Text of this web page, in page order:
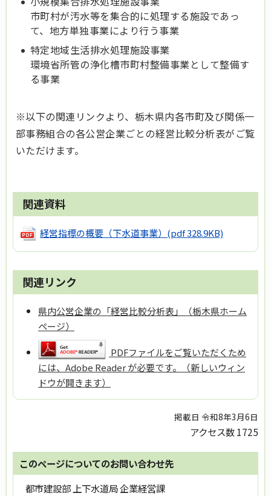
市町村が汚水等を集合的に処理する施設であっ
て、地方単独事業により行う事業
特定地域生活排水処理施設事業
環境省所管の浄化槽市町村整備事業として整備す
る事業
※以下の関連リンクより、栃木県内各市町及び関係一
部事務組合の各公営企業ごとの経営比較分析表がご覧
いただけます。
関連資料
経営指標の概要（下水道事業） (pdf 328.9KB)
関連リンク
県内公営企業の「経営比較分析表」（栃木県ホーム
ページ）
PDFファイルをご覧いただくため
には、Adobe Reader が必要です。（新しいウィン
ドウが開きます）
掲載日 令和8年3月6日
アクセス数1725
このページについてのお問い合わせ先
都市建設部 上下水道局 企業経営課